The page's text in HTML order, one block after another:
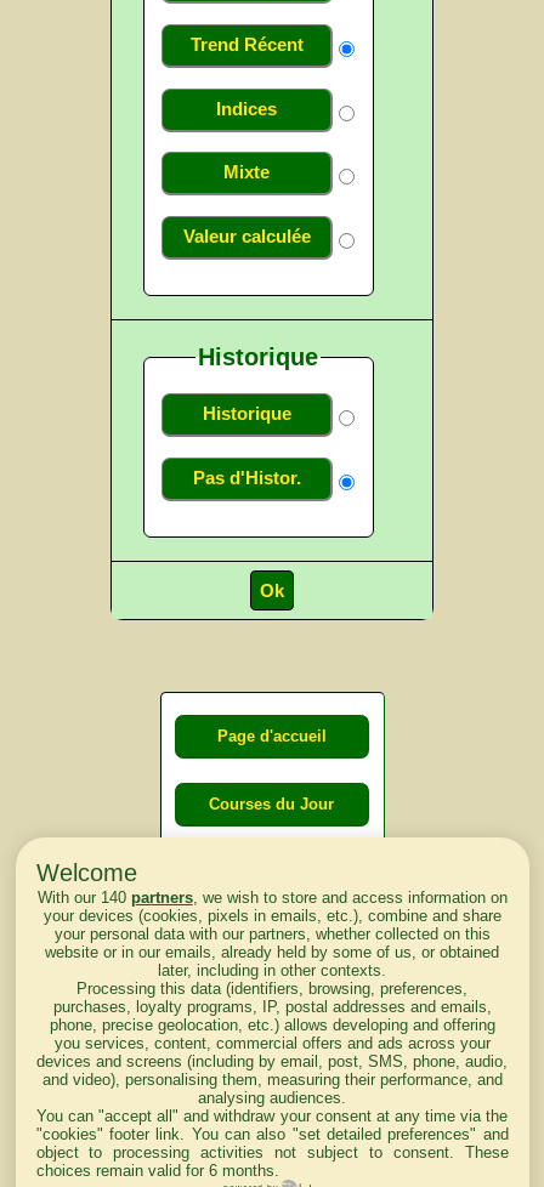
Trend Récent
Indices
Mixte
Valeur calculée
Historique
Historique
Pas d'Histor.
Page d'accueil
Courses du Jour
lendemain
Courses
d'aujourd'hui
Haut de Page
Welcome
With our 140 partners, we wish to store and access information on
your devices (cookies, pixels in emails, etc.), combine and share
your personal data with our partners, whether collected on this
website or in our emails, already held by some of us, or obtained
later, including in other contexts.
Processing this data (identifiers, browsing, preferences,
purchases, loyalty programs, IP, postal addresses and emails,
phone, precise geolocation, etc.) allows developing and offering
you services, content, commercial offers and ads across your
devices and screens (including by email, post, SMS, phone, audio,
and video), personalising them, measuring their performance, and
analysing audiences.
You can "accept all" and withdraw your consent at any time via the
"cookies" footer link . You can also "set detailed preferences" and
object to processing activities not subject to consent. These
choices remain valid for 6 months.